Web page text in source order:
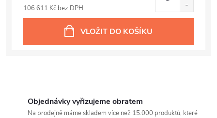
106 611 Kč bez DPH
VLOŽIT DO KOŠÍKU
Objednávky vyřizujeme obratem
Na prodejně máme skladem více než 15.000 produktů, které